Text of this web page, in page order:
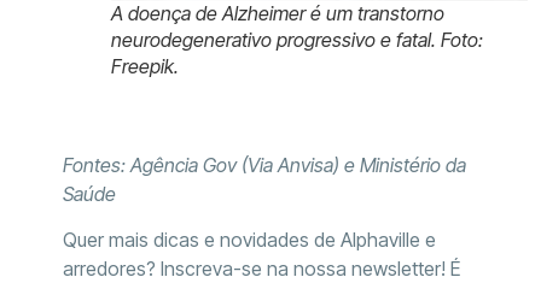
A doença de Alzheimer é um transtorno
neurodegenerativo progressivo e fatal. Foto:
Freepik.
Fontes: Agência Gov (Via Anvisa) e Ministério da
Saúde
Quer mais dicas e novidades de Alphaville e
arredores? Inscreva-se na nossa newsletter! É